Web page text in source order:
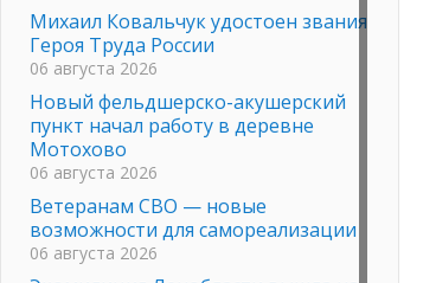
Михаил Ковальчук удостоен звания
Героя Труда России
06 августа 2026
Новый фельдшерско-акушерский
пункт начал работу в деревне
Мотохово
06 августа 2026
Ветеранам СВО — новые
возможности для самореализации
06 августа 2026